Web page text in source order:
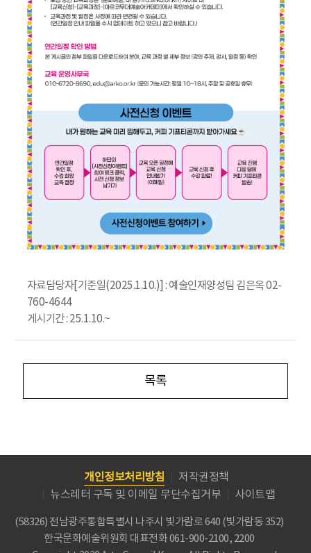
자료담당자[기준일(2025.1.10.)] : 예술인재양성팀 김은옥 02-
760-4644
게시기간 : 25.1.10.~
목록
개인정보처리방침
저작권정책
뉴스레터 구독 및 이메일 무단수집거부
사이트맵
(58326) 전남광주통합특별시 나주시 빛가람로 640 (빛가람동 352)
한국문화예술위원회 대표전화 061-900-2100, 2200